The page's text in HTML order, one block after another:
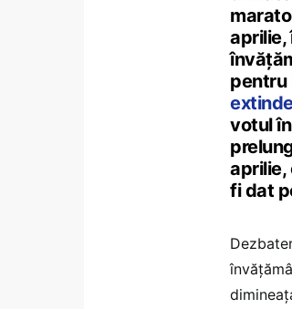
aprilie,
pentru
votul
aprilie,
fi dat